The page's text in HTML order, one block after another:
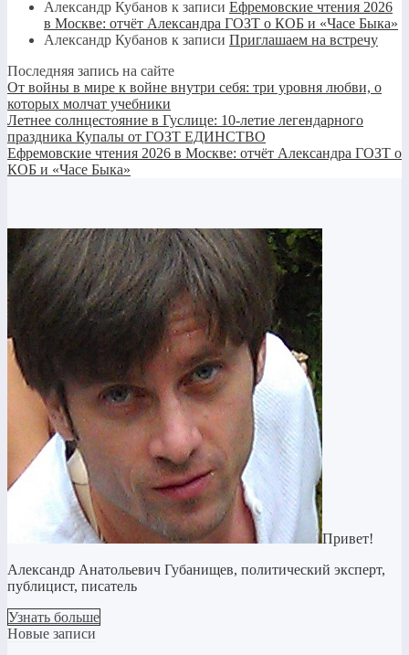
Александр Кубанов к записи Ефремовские чтения 2026
в Москве: отчёт Александра ГОЗТ о КОБ и «Часе Быка»
Александр Кубанов к записи Приглашаем на встречу
Последняя запись на сайте
От войны в мире к войне внутри себя: три уровня любви, о
которых молчат учебники
Летнее солнцестояние в Гуслице: 10-летие легендарного
праздника Купалы от ГОЗТ ЕДИНСТВО
Ефремовские чтения 2026 в Москве: отчёт Александра ГОЗТ о
КОБ и «Часе Быка»
Привет!
Александр Анатольевич Губанищев, политический эксперт,
публицист, писатель
Узнать больше
Новые записи